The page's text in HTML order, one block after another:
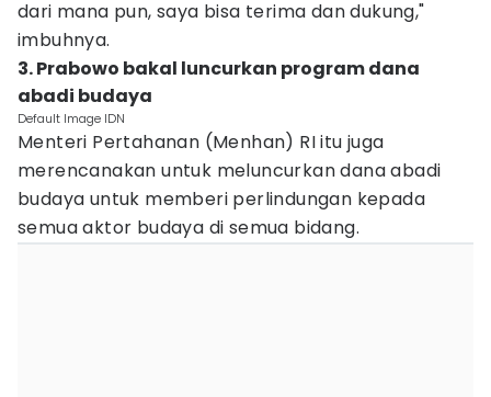
dari mana pun, saya bisa terima dan dukung,"
imbuhnya.
3. Prabowo bakal luncurkan program dana
abadi budaya
Default Image IDN
Menteri Pertahanan (Menhan) RI itu juga
merencanakan untuk meluncurkan dana abadi
budaya untuk memberi perlindungan kepada
semua aktor budaya di semua bidang.